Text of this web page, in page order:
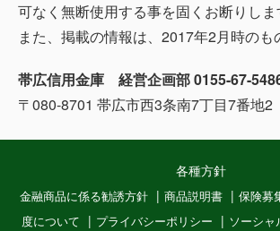
可なく無断使用する事を固くお断りしま
また、掲載の情報は、2017年2月時のも
帯広信用金庫 経営企画部 0155-67-
〒080-8701 帯広市西3条南7丁目7番地2
各種方針
金融商品に係る勧誘方針 商品説明書 保険募
度について
プライバシーポリシー
ソーシ